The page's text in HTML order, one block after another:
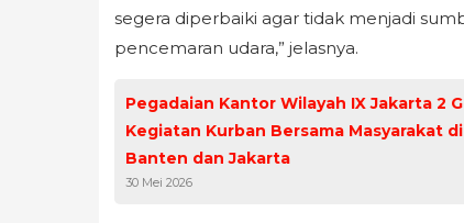
segera diperbaiki agar tidak menjadi
pencemaran udara,” jelasnya.
Pegadaian Kantor Wilayah IX Jakarta 2
Kegiatan Kurban Bersama Masyarakat di
Banten dan Jakarta
30 Mei 2026